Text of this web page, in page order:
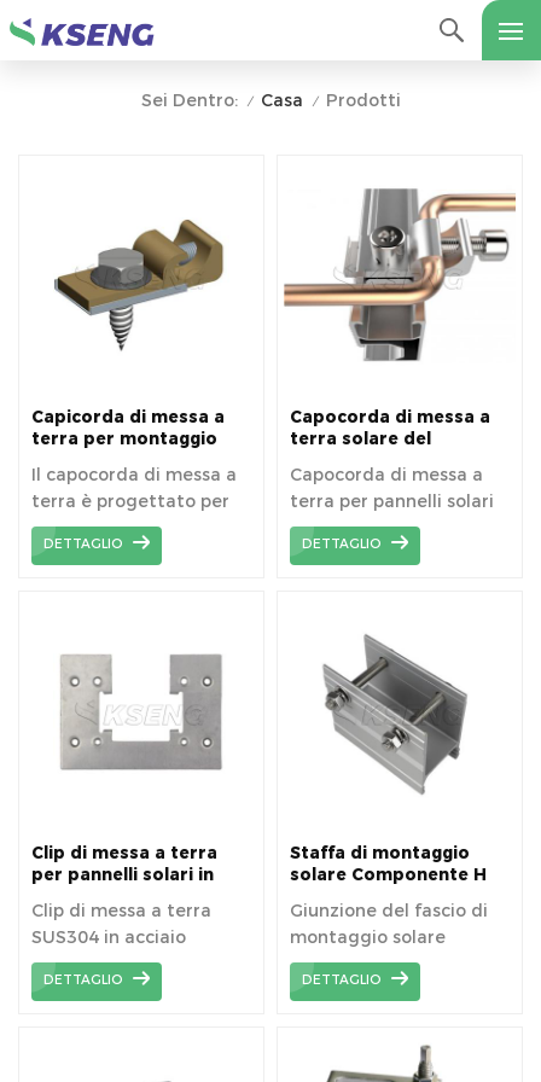
Sei Dentro: / Casa / Prodotti
Capicorda di messa a
terra per montaggio
Il capocorda di messa a
terra è progettato per
fissare il cavo di messa a
terra che passa senza
DETTAGLIO
Capocorda di messa a
terra solare del
Capocorda di messa a
terra per pannelli solari
in alluminio per sistema
di montaggio solare.
DETTAGLIO
Clip di messa a terra
per pannelli solari in
Clip di messa a terra
SUS304 in acciaio
inossidabile di alta
qualità per il sistema di
DETTAGLIO
Staffa di montaggio
solare Componente H
Giunzione del fascio di
montaggio solare
DETTAGLIO